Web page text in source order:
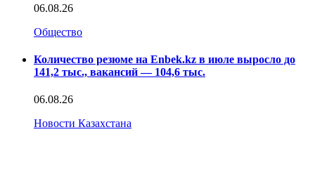
06.08.26
Общество
Количество резюме на Enbek.kz в июле выросло до
141,2 тыс., вакансий — 104,6 тыс.
06.08.26
Новости Казахстана